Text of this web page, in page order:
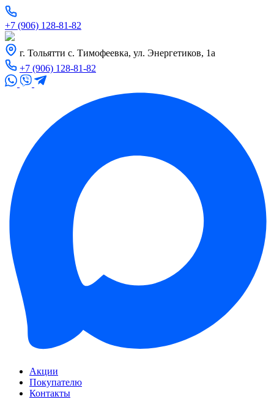
+7 (906) 128-81-82
г. Тольятти с. Тимофеевка, ул. Энергетиков, 1а
+7 (906) 128-81-82
Акции
Покупателю
Контакты